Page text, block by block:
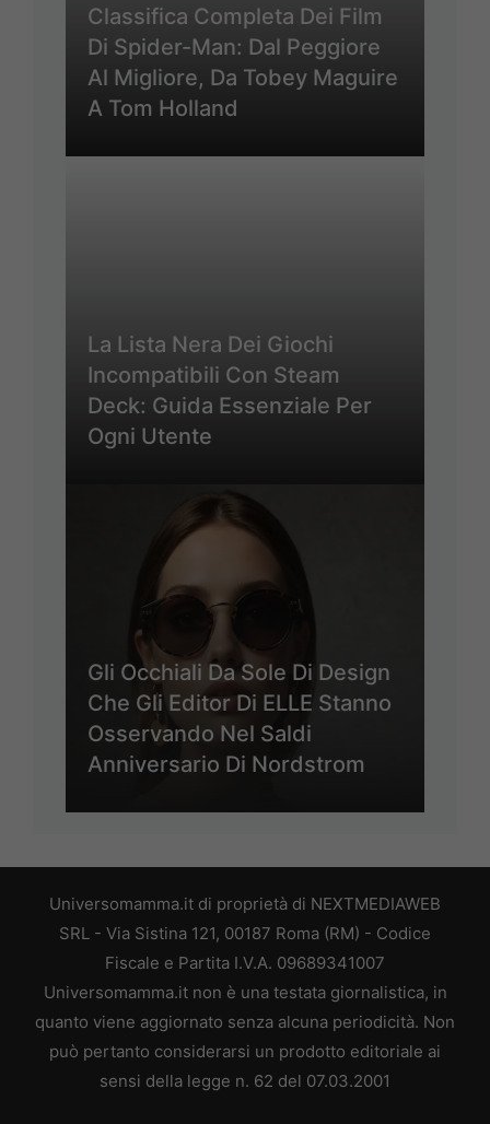
Classifica Completa Dei Film
Di Spider-Man: Dal Peggiore
Al Migliore, Da Tobey Maguire
A Tom Holland
La Lista Nera Dei Giochi
Incompatibili Con Steam
Deck: Guida Essenziale Per
Ogni Utente
Gli Occhiali Da Sole Di Design
Che Gli Editor Di ELLE Stanno
Osservando Nel Saldi
Anniversario Di Nordstrom
Universomamma.it di proprietà di NEXTMEDIAWEB
SRL - Via Sistina 121, 00187 Roma (RM) - Codice
Fiscale e Partita I.V.A. 09689341007
Universomamma.it non è una testata giornalistica, in
quanto viene aggiornato senza alcuna periodicità. Non
può pertanto considerarsi un prodotto editoriale ai
sensi della legge n. 62 del 07.03.2001